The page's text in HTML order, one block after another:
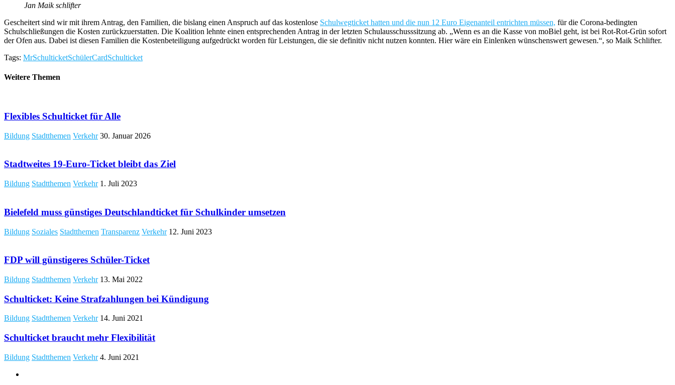
Jan Maik schlifter
Gescheitert sind wir mit ihrem Antrag, den Familien, die bislang einen Anspruch auf das kostenlose Schulwegticket hatten und die nun 12 Euro Eigenanteil entrichten müssen, für die Corona-bedingten
Schulschließungen die Kosten zurückzuerstatten. Die Koalition lehnte einen entsprechenden Antrag in der letzten Schulausschusssitzung ab. „Wenn es an die Kasse von moBiel geht, ist bei Rot-Rot-Grün sofort
der Ofen aus. Dabei ist diesen Familien die Kostenbeteiligung aufgedrückt worden für Leistungen, die sie definitiv nicht nutzen konnten. Hier wäre ein Einlenken wünschenswert gewesen.“, so Maik Schlifter.
Tags: MrSchulticketSchülerCardSchulticket
Weitere Themen
Flexibles Schulticket für Alle
Bildung Stadtthemen Verkehr 30. Januar 2026
Stadtweites 19-Euro-Ticket bleibt das Ziel
Bildung Stadtthemen Verkehr 1. Juli 2023
Bielefeld muss günstiges Deutschlandticket für Schulkinder umsetzen
Bildung Soziales Stadtthemen Transparenz Verkehr 12. Juni 2023
FDP will günstigeres Schüler-Ticket
Bildung Stadtthemen Verkehr 13. Mai 2022
Schulticket: Keine Strafzahlungen bei Kündigung
Bildung Stadtthemen Verkehr 14. Juni 2021
Schulticket braucht mehr Flexibilität
Bildung Stadtthemen Verkehr 4. Juni 2021